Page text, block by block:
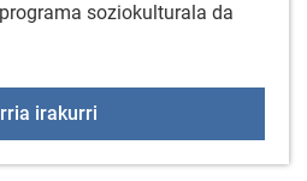
soziokulturala da
irakurri